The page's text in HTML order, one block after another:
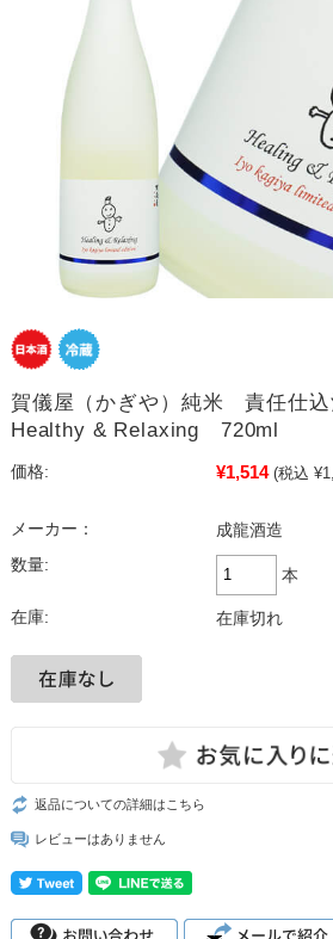
賀儀屋（かぎや）純米 責任仕
Healthy & Relaxing 720ml
価格: ¥1,514 (税込
メーカー：
成龍酒造
数量:
本
在庫: 在庫切れ
返品についての詳細はこちら
レビューはありません